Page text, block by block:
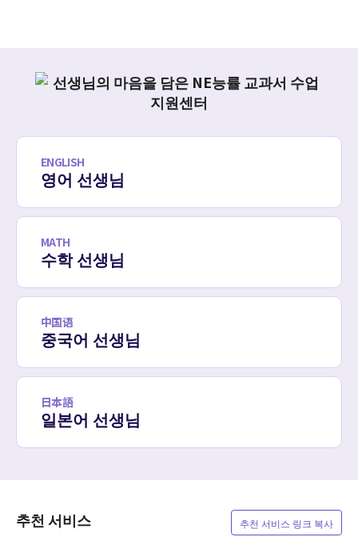
ENGLISH
영어 선생님
MATH
수학 선생님
中国语
중국어 선생님
日本語
일본어 선생님
추천 서비스 추천 서비스 링크 복사